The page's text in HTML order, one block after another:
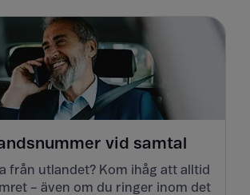
vid samtal
från utlandet? Kom ihåg att alltid
– även om du ringer inom det